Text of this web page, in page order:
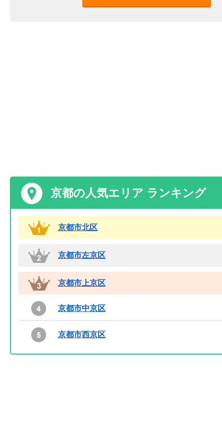
京都の人気エリア ランキング
京都市北区
京都市左京区
京都市上京区
京都市中京区
京都市西京区